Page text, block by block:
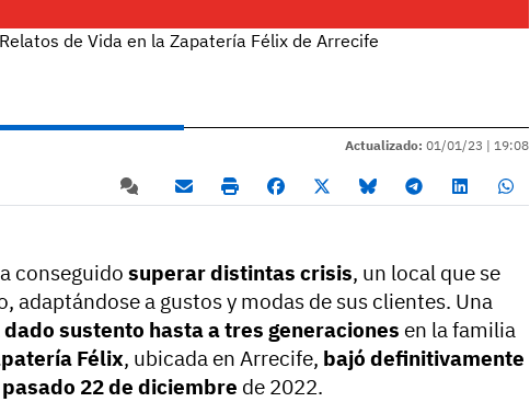
de Vida en la Zapatería Félix de Arrecife
Actualizado: 01/01/23 | 19:08
conseguido superar distintas crisis, un local que se
adaptándose a gustos y modas de sus clientes. Una
sustento hasta a tres generaciones en la familia
Félix, ubicada en Arrecife, bajó definitivamente
22 de diciembre de 2022.